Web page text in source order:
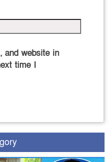
and website in
time I